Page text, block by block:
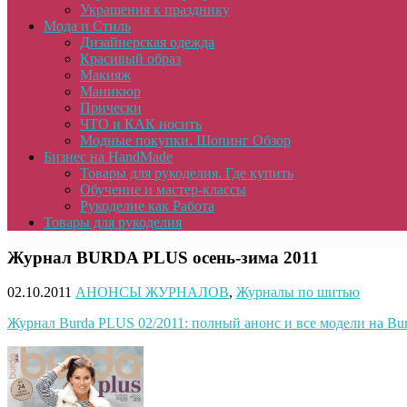
Украшения к празднику
Мода и Стиль
Дизайнерская одежда
Красивый образ
Макияж
Маникюр
Прически
ЧТО и КАК носить
Модные покупки. Шопинг Обзор
Бизнес на HandMade
Товары для рукоделия. Где купить
Обучение и мастер-классы
Рукоделие как Работа
Товары для рукоделия
Журнал BURDA PLUS осень-зима 2011
02.10.2011 АНОНСЫ ЖУРНАЛОВ, Журналы по шитью
Журнал Burda PLUS 02/2011: полный анонс и все модели на